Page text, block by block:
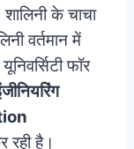
शालिनी के चाचा
वर्तमान में
फॉर
रही है।